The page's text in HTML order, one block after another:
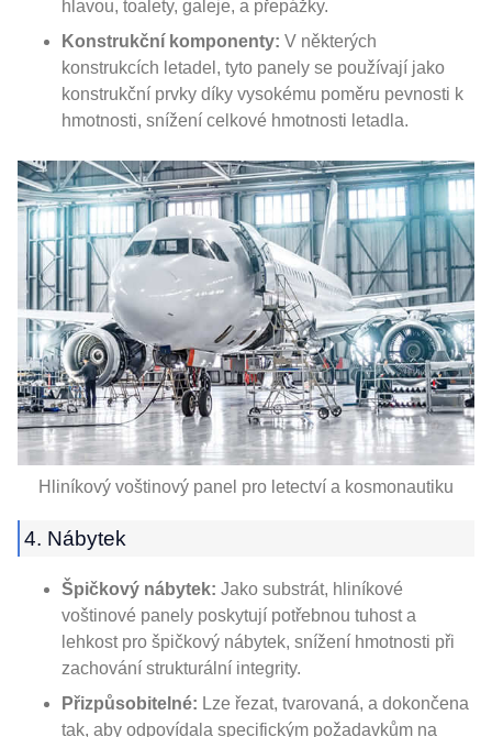
hlavou, toalety, galeje, a přepážky.
Konstrukční komponenty: V některých
konstrukcích letadel, tyto panely se používají jako
konstrukční prvky díky vysokému poměru pevnosti k
hmotnosti, snížení celkové hmotnosti letadla.
Hliníkový voštinový panel pro letectví a kosmonautiku
4. Nábytek
Špičkový nábytek: Jako substrát, hliníkové
voštinové panely poskytují potřebnou tuhost a
lehkost pro špičkový nábytek, snížení hmotnosti při
zachování strukturální integrity.
Přizpůsobitelné: Lze řezat, tvarovaná, a dokončena
tak, aby odpovídala specifickým požadavkům na